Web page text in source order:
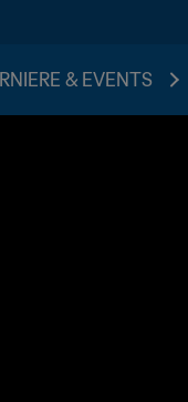
& EVENTS